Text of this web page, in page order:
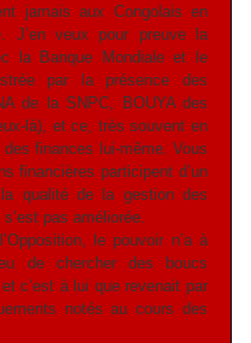
jamais aux Congolais en
J’en veux pour preuve la
la Banque Mondiale et le
par la présence des
de la SNPC, BOUYAdes
là), et ce, très souvent en
finances lui-même. Vous
financières participent d’un
qualité de la gestion des
pas améliorée.
le pouvoir n’a à
de chercher des boucs
c’est à lui que revenait par
notés au cours des